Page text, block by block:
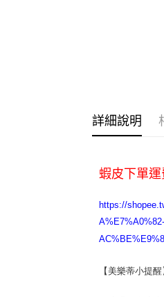
詳細說明
蝦皮下單
https://
【美樂蒂小提醒